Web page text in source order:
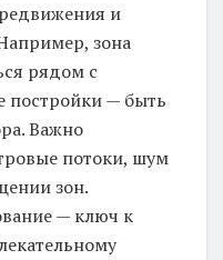
и
зона
рядом с
постройки — быть
Важно
потоки, шум
зон.
— ключ к